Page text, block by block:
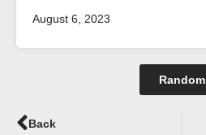
August 6, 2023
Random
Prev
Back